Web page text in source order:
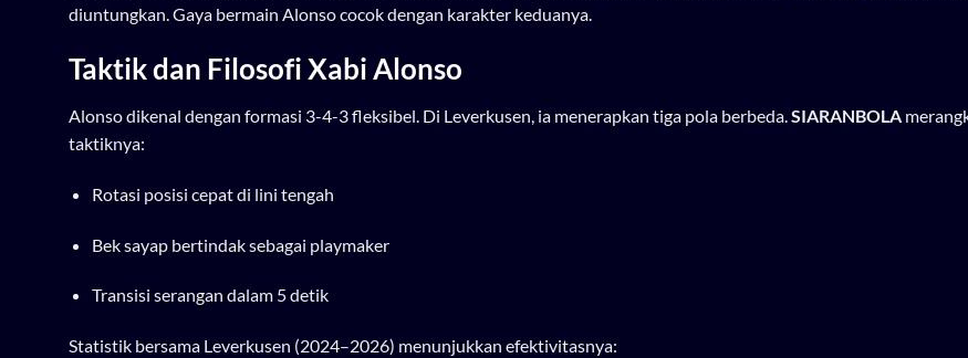
diuntungkan. Gaya bermain Alonso cocok dengan karakter keduanya.
Taktik dan Filosofi Xabi Alonso
Alonso dikenal dengan formasi 3-4-3 fleksibel. Di Leverkusen, ia menerapkan tiga pola berbeda.SIARANBOLA
taktiknya:
Rotasi posisi cepat di lini tengah
Bek sayap bertindak sebagai playmaker
Transisi serangan dalam 5 detik
Statistik bersama Leverkusen (2024–2026) menunjukkan efektivitasnya: